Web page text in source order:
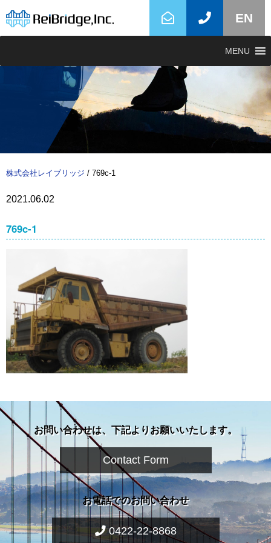
EN
MENU
株式会社レイブリッジ / 769c-1
2021.06.02
769c-1
お問い合わせは、下記よりお願いいたします。
Contact Form
お電話でのお問い合わせ
0422-22-8868